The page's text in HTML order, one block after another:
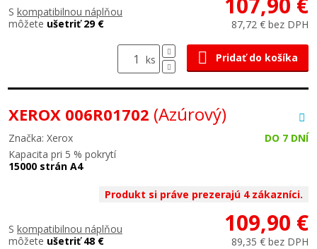
S kompatibilnou náplňou
môžete ušetriť 29 € 87,72 € bez DPH
ks Pridať do košíka
XEROX 006R01702 (Azúrový)
Značka: Xerox
DO 7 DNÍ
Kapacita pri 5 % pokrytí
15000 strán A4
Produkt si práve prezerajú 4 zákazníci.
S kompatibilnou náplňou
môžete ušetriť 48 €
109,90 €
89,35 € bez DPH